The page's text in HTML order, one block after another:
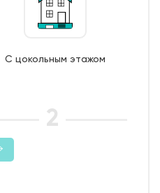
доски;
С цокольным этажом
2